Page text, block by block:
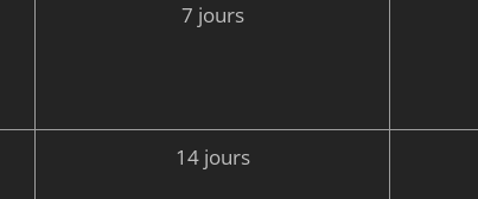
7 jours
14 jours